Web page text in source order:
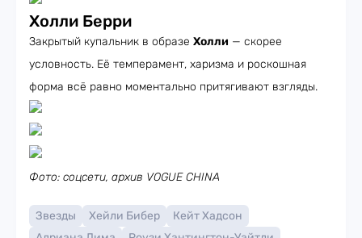
Холли Берри
Закрытый купальник в образе Холли — скорее
условность. Её темперамент, харизма и роскошная
форма всё равно моментально притягивают взгляды.
Фото: соцсети, архив VOGUE CHINA
Звезды Хейли Бибер
Кейт Хадсон